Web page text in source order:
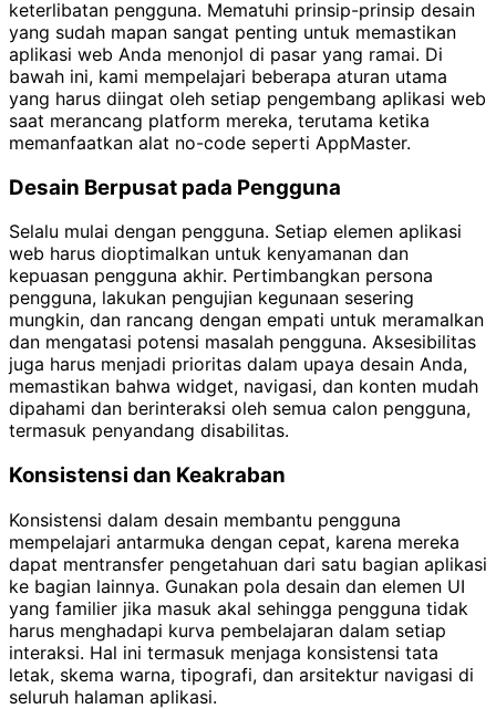
keterlibatan pengguna. Mematuhi prinsip-prinsip desain
yang sudah mapan sangat penting untuk memastikan
aplikasi web Anda menonjol di pasar yang ramai. Di
bawah ini, kami mempelajari beberapa aturan utama
yang harus diingat oleh setiap pengembang aplikasi web
saat merancang platform mereka, terutama ketika
memanfaatkan alat no-code seperti AppMaster.
Desain Berpusat pada Pengguna
Selalu mulai dengan pengguna. Setiap elemen aplikasi
web harus dioptimalkan untuk kenyamanan dan
kepuasan pengguna akhir. Pertimbangkan persona
pengguna, lakukan pengujian kegunaan sesering
mungkin, dan rancang dengan empati untuk meramalkan
dan mengatasi potensi masalah pengguna. Aksesibilitas
juga harus menjadi prioritas dalam upaya desain Anda,
memastikan bahwa widget, navigasi, dan konten mudah
dipahami dan berinteraksi oleh semua calon pengguna,
termasuk penyandang disabilitas.
Konsistensi dan Keakraban
Konsistensi dalam desain membantu pengguna
mempelajari antarmuka dengan cepat, karena mereka
dapat mentransfer pengetahuan dari satu bagian aplikasi
ke bagian lainnya. Gunakan pola desain dan elemen UI
yang familier jika masuk akal sehingga pengguna tidak
harus menghadapi kurva pembelajaran dalam setiap
interaksi. Hal ini termasuk menjaga konsistensi tata
letak, skema warna, tipografi, dan arsitektur navigasi di
seluruh halaman aplikasi.